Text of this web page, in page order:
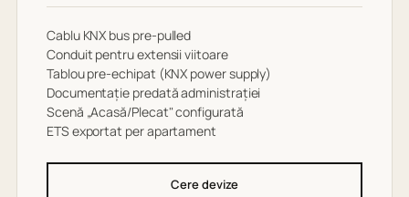
Cablu KNX bus pre-pulled
Conduit pentru extensii viitoare
Tablou pre-echipat (KNX power supply)
Documentație predată administrației
Scenă „Acasă/Plecat" configurată
ETS exportat per apartament
Cere devize